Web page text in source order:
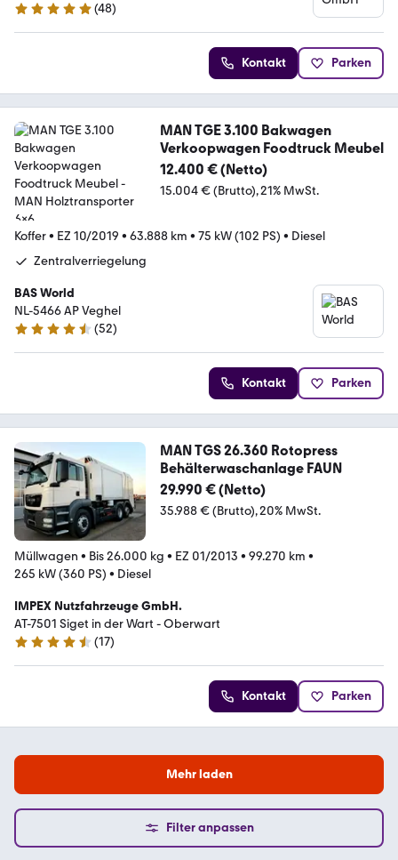
5 Sterne
(48)
Kontakt Parken
MAN TGE 3.100 Bakwagen
Verkoopwagen Foodtruck Meubel
12.400 € (Netto)
15.004 € (Brutto) 21% MwSt.
Koffer• EZ 10/2019 • 63.888 km • 75 kW (102 PS) • Diesel
Zentralverriegelung
BAS World
NL-5466 AP Veghel
4.7 Sterne
(52)
Kontakt Parken
MAN TGS 26.360 Rotopress
Behälterwaschanlage FAUN
29.990 € (Netto)
35.988 € (Brutto) 20% MwSt.
Müllwagen • Bis 26.000 kg • EZ 01/2013 • 99.270 km •
265 kW (360 PS) • Diesel
IMPEX Nutzfahrzeuge GmbH.
AT-7501 Siget in der Wart - Oberwart
4.7 Sterne
(17)
Kontakt Parken
Mehr laden
Filter anpassen